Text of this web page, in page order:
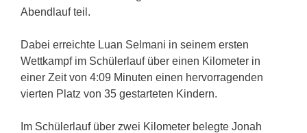
Abendlauf teil.
Dabei erreichte Luan Selmani in seinem ersten
Wettkampf im Schülerlauf über einen Kilometer in
einer Zeit von 4:09 Minuten einen hervorragenden
vierten Platz von 35 gestarteten Kindern.
Im Schülerlauf über zwei Kilometer belegte Jonah